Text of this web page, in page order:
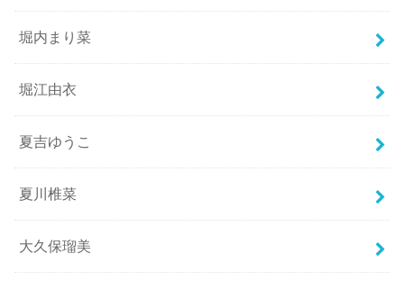
堀内まり菜
堀江由衣
夏吉ゆうこ
夏川椎菜
大久保瑠美